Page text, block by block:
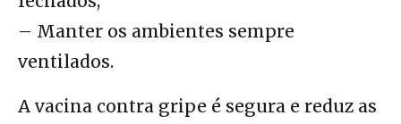
– Manter os ambientes sempre
ventilados.
A vacina contra gripe é segura e reduz as